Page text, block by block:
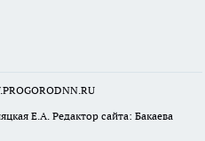
Е.А. Редактор сайта: Бакаева